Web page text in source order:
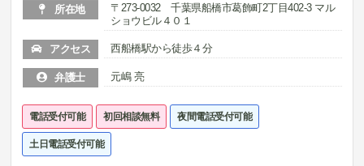
所在地
〒273-0032 千葉県船橋市葛飾町2丁目402-3 マル
ショウビル４０１
アクセス 西船橋駅から徒歩４分
弁護士 元嶋 亮
電話受付可能 初回相談無料 夜間電話受付可能
土日電話受付可能